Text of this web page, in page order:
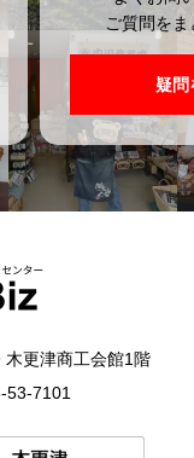
ご質問を
疑問
更津商工会館1階
53-7101